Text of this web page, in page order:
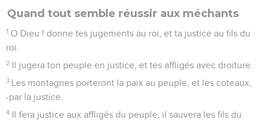
Quand tout semble réussir aux méchants
1 O Dieu ! donne tes jugements au roi, et ta justice au fils du
roi.
2 Il jugera ton peuple en justice, et tes affligés avec droiture.
3 Les montagnes porteront la paix au peuple, et les coteaux,
-par la justice.
4 Il fera justice aux affligés du peuple, il sauvera les fils du